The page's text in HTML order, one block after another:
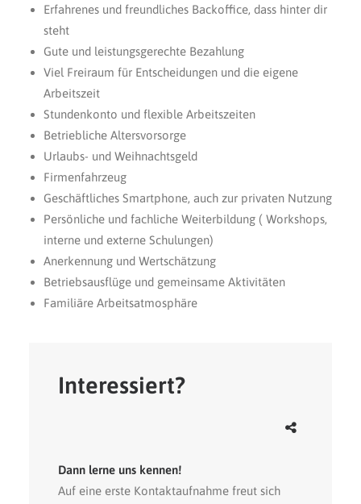
Erfahrenes und freundliches Backoffice, dass hinter dir
steht
Gute und leistungsgerechte Bezahlung
Viel Freiraum für Entscheidungen und die eigene
Arbeitszeit
Stundenkonto und flexible Arbeitszeiten
Betriebliche Altersvorsorge
Urlaubs- und Weihnachtsgeld
Firmenfahrzeug
Geschäftliches Smartphone, auch zur privaten Nutzung
Persönliche und fachliche Weiterbildung ( Workshops,
interne und externe Schulungen)
Anerkennung und Wertschätzung
Betriebsausflüge und gemeinsame Aktivitäten
Familiäre Arbeitsatmosphäre
Interessiert?
Dann lerne uns kennen!
Auf eine erste Kontaktaufnahme freut sich